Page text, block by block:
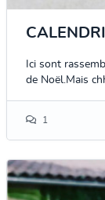
Ici sont
de Noël.Mais
1